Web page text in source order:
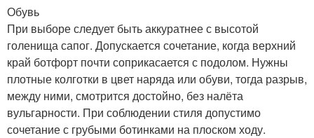
Обувь
При выборе следует быть аккуратнее с высотой
голенища сапог. Допускается сочетание, когда верхний
край ботфорт почти соприкасается с подолом. Нужны
плотные колготки в цвет наряда или обуви, тогда разрыв,
между ними, смотрится достойно, без налёта
вульгарности. При соблюдении стиля допустимо
сочетание с грубыми ботинками на плоском ходу.